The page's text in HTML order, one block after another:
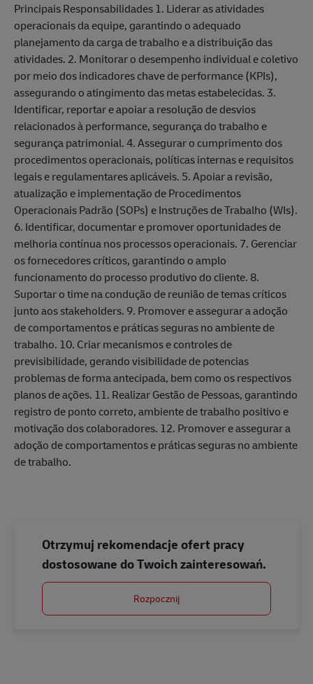
Principais Responsabilidades 1. Liderar as atividades
operacionais da equipe, garantindo o adequado
planejamento da carga de trabalho e a distribuição das
atividades. 2. Monitorar o desempenho individual e coletivo
por meio dos indicadores chave de performance (KPIs),
assegurando o atingimento das metas estabelecidas. 3.
Identificar, reportar e apoiar a resolução de desvios
relacionados à performance, segurança do trabalho e
segurança patrimonial. 4. Assegurar o cumprimento dos
procedimentos operacionais, políticas internas e requisitos
legais e regulamentares aplicáveis. 5. Apoiar a revisão,
atualização e implementação de Procedimentos
Operacionais Padrão (SOPs) e Instruções de Trabalho (WIs).
6. Identificar, documentar e promover oportunidades de
melhoria contínua nos processos operacionais. 7. Gerenciar
os fornecedores críticos, garantindo o amplo
funcionamento do processo produtivo do cliente. 8.
Suportar o time na condução de reunião de temas críticos
junto aos stakeholders. 9. Promover e assegurar a adoção
de comportamentos e práticas seguras no ambiente de
trabalho. 10. Criar mecanismos e controles de
previsibilidade, gerando visibilidade de potencias
problemas de forma antecipada, bem como os respectivos
planos de ações. 11. Realizar Gestão de Pessoas, garantindo
registro de ponto correto, ambiente de trabalho positivo e
motivação dos colaboradores. 12. Promover e assegurar a
adoção de comportamentos e práticas seguras no ambiente
de trabalho.
Otrzymuj rekomendacje ofert pracy
dostosowane do Twoich zainteresowań.
Rozpocznij